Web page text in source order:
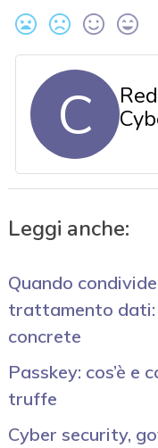
C
Leggi anche:
Quando
trattamento dati:
concrete
Passkey: cos’è e
truffe
Cyber security,